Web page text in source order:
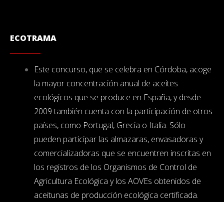
ECOTRAMA
Este concurso, que se celebra en Córdoba, acoge
la mayor concentración anual de aceites
ecológicos que se produce en España, y desde
2009 también cuenta con la participación de otros
países, como Portugal, Grecia o Italia. Sólo
pueden participar las almazaras, envasadoras y
comercializadoras que se encuentren inscritas en
los registros de los Organismos de Control de
Agricultura Ecológica y los AOVEs obtenidos de
aceitunas de producción ecológica certificada.